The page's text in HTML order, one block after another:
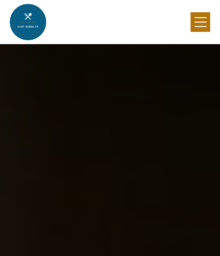
Panneau de gestion des cookies